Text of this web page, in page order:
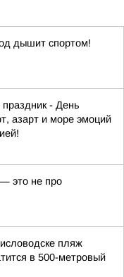
дышит спортом!
- День
азарт и море эмоций
это не про
пляж
в 500-метровый